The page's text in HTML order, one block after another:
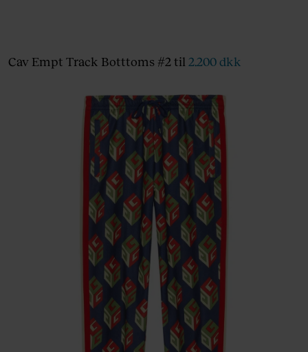
Cav Empt Track Botttoms #2 til 2.200 dkk